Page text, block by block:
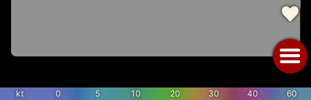
kt 0 5 10 20 30 40 60